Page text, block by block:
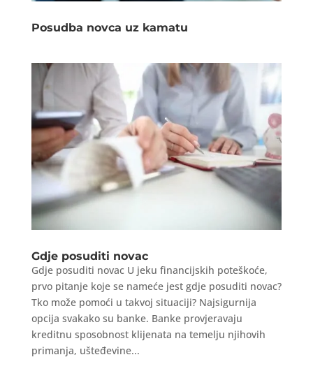
Posudba novca uz kamatu
Gdje posuditi novac
Gdje posuditi novac U jeku financijskih poteškoće,
prvo pitanje koje se nameće jest gdje posuditi novac?
Tko može pomoći u takvoj situaciji? Najsigurnija
opcija svakako su banke. Banke provjeravaju
kreditnu sposobnost klijenata na temelju njihovih
primanja, ušteđevine...